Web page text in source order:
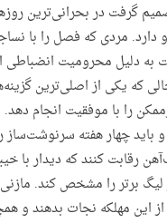
گرفت در بحرانی‌ترین
دارد. مردی که فصل را با
به دلیل محرومیت انضباطی
که یکی از اصلی‌ترین
و باید چهار هفته سرنوشت‌ساز
رقابت کنند که دیدار با
برتر را مشخص کند.
از این مهلکه نجات بدهند و